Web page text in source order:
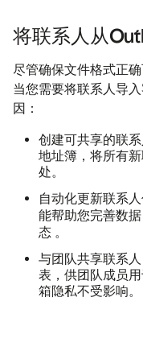
将联系人从
尽管确保文件格式正
当您需要将联系人导
因：
创建可共享的联系
地址簿，将所有
处。
自动化更新联系
能帮助您完善数
态 。
与团队共享联系
表，供团队成员
箱隐私不受影响。